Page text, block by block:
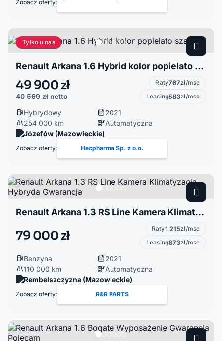
Zobacz oferty:
Tylko u nas
Renault Arkana 1.6 Hybrid kolor popielato szary
49 900 zł
40 569 zł netto
Raty767zł/msc
Leasing583zł/msc
Hybrydowy
2021
254 000 km
Automatyczna
Józefów (Mazowieckie)
Zobacz oferty: Hecpharma Sp. z o.o.
Renault Arkana 1.3 RS Line Kamera Klimatyzacja Hybryda Gwarancja
79 000 zł Raty1 215zł/msc
Leasing873zł/msc
Benzyna
2021
110 000 km
Automatyczna
Rembelszczyzna (Mazowieckie)
Zobacz oferty: R&R PARTS